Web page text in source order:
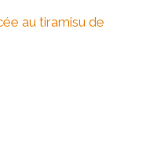
au tiramisu de